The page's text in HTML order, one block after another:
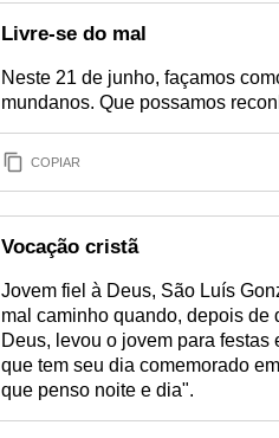
Livre-se do mal
Neste 21 de junho, façamos
mundanos. Que possamos
COPIAR
Vocação cristã
Jovem fiel à Deus, São Luís
mal caminho quando, depois de
Deus, levou o jovem para
que tem seu dia comemorado
que penso noite e dia".